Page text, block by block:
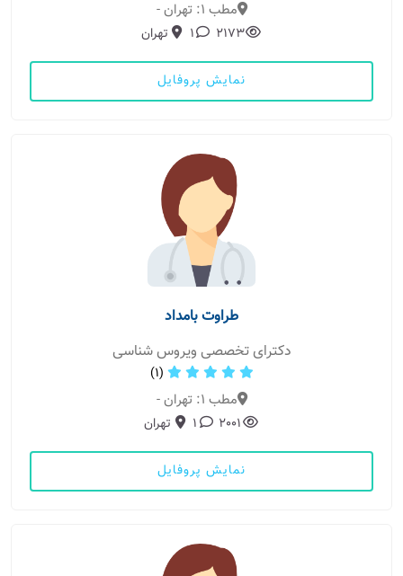
مطب 1: تهران -
2173
1 تهران
نمایش پروفایل
طراوت بامداد
دکترای تخصصی ویروس شناسی
(1)
مطب 1: تهران -
2001
1 تهران
نمایش پروفایل